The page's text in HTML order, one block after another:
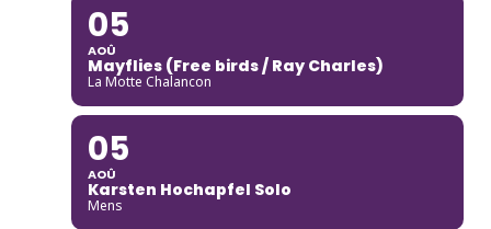
05
AOÛ
Mayflies (Free birds / Ray Charles)
La Motte Chalancon
05
AOÛ
Karsten Hochapfel Solo
Mens